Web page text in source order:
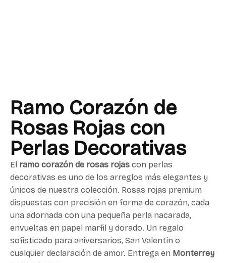
Ramo Corazón de
Rosas Rojas con
Perlas Decorativas
El ramo corazón de rosas rojas con perlas
decorativas es uno de los arreglos más elegantes y
únicos de nuestra colección. Rosas rojas premium
dispuestas con precisión en forma de corazón, cada
una adornada con una pequeña perla nacarada,
envueltas en papel marfil y dorado. Un regalo
sofisticado para aniversarios, San Valentín o
cualquier declaración de amor. Entrega en Monterrey